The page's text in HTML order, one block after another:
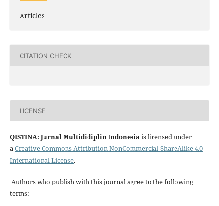
Articles
CITATION CHECK
LICENSE
QISTINA: Jurnal Multididiplin Indonesiais licensed under
aCreative Commons Attribution-NonCommercial-ShareAlike 4.0
International License.
Authors who publish with this journal agree to the following
terms: